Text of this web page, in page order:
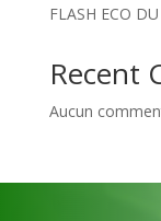
FLASH ECO
Recent
Aucun